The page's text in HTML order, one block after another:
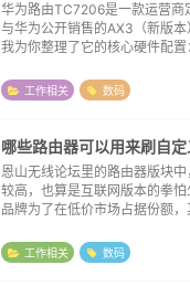
华为路由TC7206是一款运营商
与华为公开销售的AX3（新版本
我为你整理了它的核心硬件配置
60MHz频宽)，AX3000速...
工作相关 数码
哪些路由器可以用来刷自
恩山无线论坛里的路由器版块
较高，也算是互联网版本的拳
品牌为了在低价市场占据份额，
有1MB-2MB，内存也只有8MB-
间...
工作相关 数码